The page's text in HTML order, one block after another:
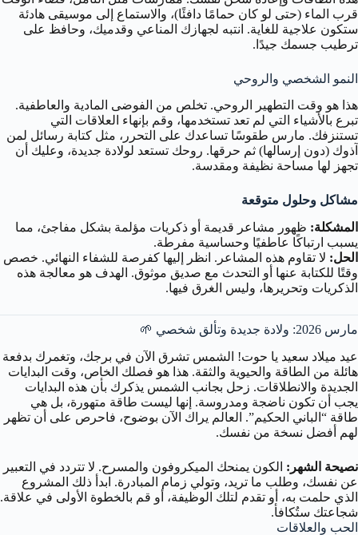
قرب الماء (حتى لو كان حمامًا دافئًا)، والاستماع إلى موسيقى هادئة
ستكون علاجية للغاية. انتبه لجهازك المناعي وقدميك، وحافظ على
ترطيب جسمك جيدًا.
النمو الشخصي والروحي
هذا هو وقت التطهير الروحي. تخلص من الفوضى المادية والعاطفية.
تبرع بالأشياء التي لم تعد تستخدمها، وقم بإنهاء العلاقات التي
تستنزفك. مارس طقوسًا تساعدك على التحرر، مثل كتابة رسائل لمن
آذوك (دون إرسالها) ثم حرقها. روحك تستعد لولادة جديدة، وعليك أن
تجهز لها مساحة نظيفة ومقدسة.
مشاكل وحلول متوقعة
المشكلة: ظهور مشاعر قديمة أو ذكريات مؤلمة بشكل مفاجئ، مما
يسبب ارتباكًا عاطفيًا وحساسية مفرطة.
الحل: لا تقاوم هذه المشاعر. انظر إليها كفرصة للشفاء النهائي. خصص
وقتًا للكتابة عنها أو التحدث مع صديق موثوق. الهدف هو معالجة هذه
الذكريات وتحريرها، وليس الغرق فيها.
مارس 2026: ولادة جديدة وتألق شخصي 🌱
عيد ميلاد سعيد يا حوت! الشمس تشرق الآن في برجك، وتغمرك بدفعة
هائلة من الطاقة والحيوية والثقة. هذا هو فصلك الخاص، وقت البدايات
الجديدة والانطلاقات. زحل بجانب الشمس يذكرك بأن هذه البدايات
يجب أن تكون ناضجة ومدروسة. إنها ليست طاقة متهورة، بل هي
طاقة “الباني الحكيم”. العالم يراك الآن بوضوح، فاحرص على أن تظهر
لهم أفضل نسخة من نفسك.
نصيحة الشهر: الكون يمنحك الميكروفون والمسرح. لا تتردد في التعبير
عن نفسك، وطلب ما تريد، وتولي زمام المبادرة. ابدأ ذلك المشروع
الذي حلمت به، أو تقدم لتلك الوظيفة، أو قم بالخطوة الأولى في علاقة.
شجاعتك ستُكافأ.
الحب والعلاقات